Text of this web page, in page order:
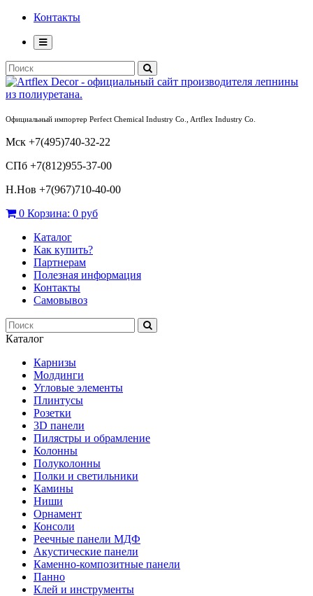
Контакты
Официальный импортер Perfect Chemical Industry Co., Artflex Industry Co.
Мск +7(495)740-32-22
СПб +7(812)955-37-00
Н.Нов +7(967)710-40-00
0 Корзина: 0 руб
Каталог
Как купить?
Партнерам
Полезная информация
Контакты
Самовывоз
Каталог
Карнизы
Молдинги
Угловые элементы
Плинтусы
Розетки
3D панели
Пилястры и обрамление
Колонны
Полуколонны
Полки и светильники
Камины
Ниши
Орнамент
Консоли
Реечные панели МДФ
Акустические панели
Каменно-композитные панели
Панно
Клей и инструменты